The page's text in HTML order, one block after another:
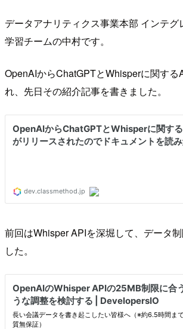
データアナリティクス事業本部 インテ
学習チームの中村です。
OpenAIからChatGPTとWhisperに関する
れ、先日その紹介記事を書きました。
前回はWhisper APIを深堀して、データ
した。